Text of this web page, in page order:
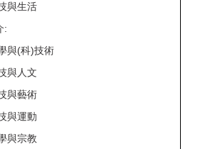
與生活
:
與(科)技術
與人文
與藝術
與運動
與宗教